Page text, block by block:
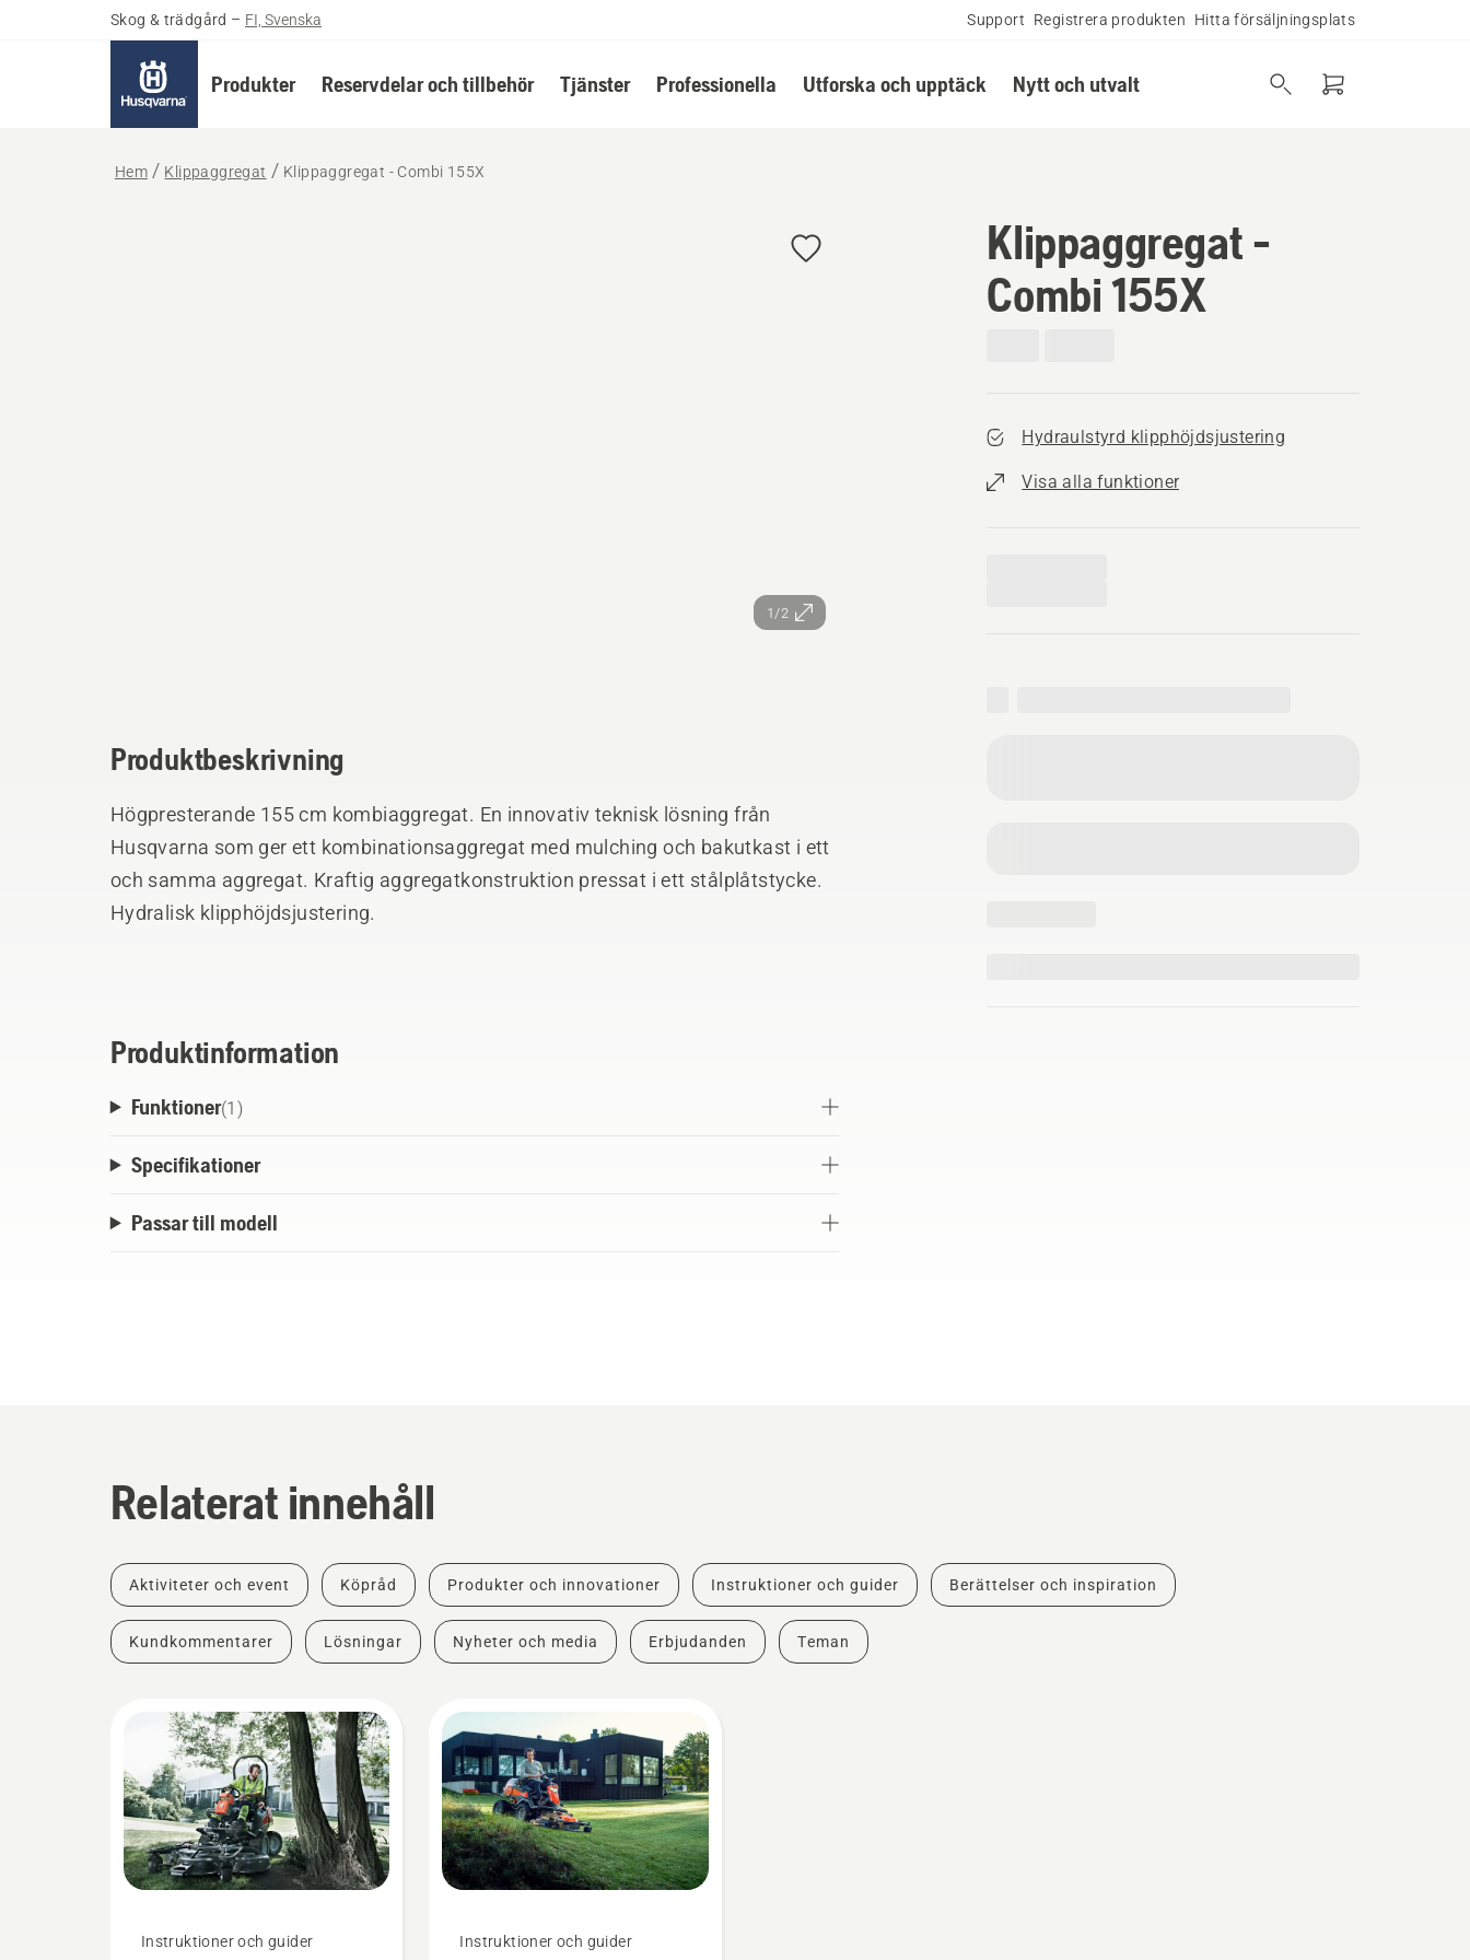
Skog & trädgård – FI, Svenska Support Registrera produkten Hitta försäljningsplats
Produkter Reservdelar och tillbehör Tjänster Professionella Utforska och upptäck Nytt och utvalt
Hem Klippaggregat Klippaggregat - Combi 155X
1/2
Klippaggregat -
Combi 155X
Hydraulstyrd klipphöjdsjustering
Visa alla funktioner
Produktbeskrivning
Högpresterande 155 cm kombiaggregat. En innovativ teknisk lösning från
Husqvarna som ger ett kombinationsaggregat med mulching och bakutkast i ett
och samma aggregat. Kraftig aggregatkonstruktion pressat i ett stålplåtstycke.
Hydralisk klipphöjdsjustering.
Produktinformation
Funktioner(1 )
Specifikationer
Passar till modell
Relaterat innehåll
Aktiviteter och event Köpråd Produkter och innovationer Instruktioner och guider Berättelser och inspiration
Kundkommentarer Lösningar Nyheter och media Erbjudanden Teman
Instruktioner och guider Instruktioner och guider